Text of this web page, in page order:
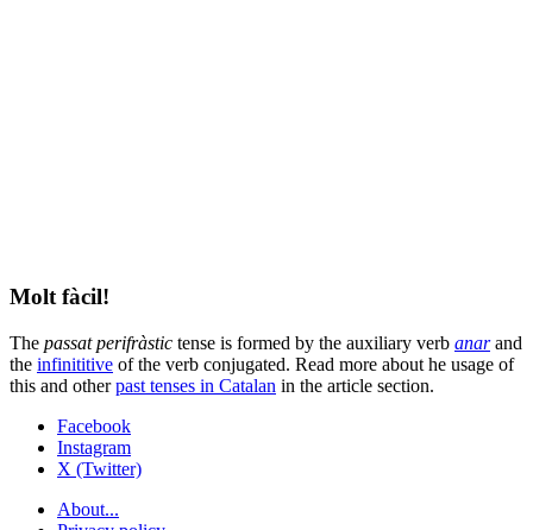
Molt fàcil!
The passat perifràstic tense is formed by the auxiliary verb anarand
the infinititive of the verb conjugated. Read more about he usage of
this and otherpast tenses in Catalan in the article section.
Facebook
Instagram
X (Twitter)
About...